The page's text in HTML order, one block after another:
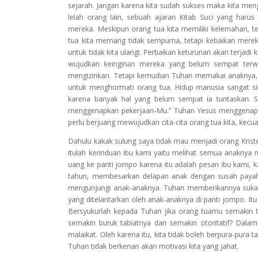
sejarah. Jangan karena kita sudah sukses maka kita
lelah orang lain, sebuah ajaran Kitab Suci yang
mereka. Meskipun orang tua kita memiliki kelemahan,
tua kita memang tidak sempurna, tetapi kebaikan
untuk tidak kita ulangi. Perbaikan keturunan akan terjadi
wujudkan keinginan mereka yang belum sempat
mengizinkan. Tetapi kemudian Tuhan memakai
untuk menghormati orang tua. Hidup manusia sangat
karena banyak hal yang belum sempat ia tuntaskan.
menggenapkan pekerjaan-Mu.” Tuhan Yesus
perlu berjuang mewujudkan cita-cita orang tua kita,
Dahulu kakak sulung saya tidak mau menjadi orang
itulah kerinduan ibu kami yaitu melihat semua
uang ke panti jompo karena itu adalah pesan ibu kami,
tahun, membesarkan delapan anak dengan susah
mengunjungi anak-anaknya. Tuhan memberikannya
yang ditelantarkan oleh anak-anaknya di panti jompo.
Bersyukurlah kepada Tuhan jika orang tuamu
semakin buruk tabiatnya dan semakin otoritatif?
malaikat. Oleh karena itu, kita tidak boleh berpura-pura
Tuhan tidak berkenan akan motivasi kita yang jahat.